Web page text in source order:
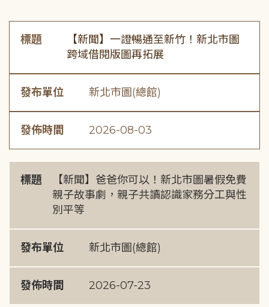
標題
【新聞】一證暢通至新竹！新北市圖
跨域借閱版圖再拓展
發布單位 新北市圖(總館)
發佈時間 2026-08-03
標題
【新聞】爸爸你可以！新北市圖暑假免費
親子故事劇，親子共讀認識家務分工與性
別平等
發布單位 新北市圖(總館)
發佈時間 2026-07-23